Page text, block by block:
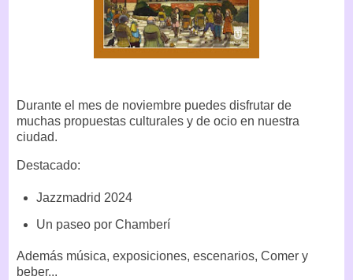
Durante el mes de noviembre puedes disfrutar de
muchas propuestas culturales y de ocio en nuestra
ciudad.
Destacado:
Jazzmadrid 2024
Un paseo por Chamberí
Además música, exposiciones, escenarios, Comer y
beber...